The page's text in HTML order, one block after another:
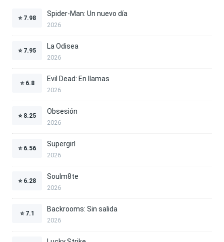
⭐ 7.98
Spider-Man: Un nuevo día
2026
⭐ 7.95
La Odisea
2026
⭐ 6.8
Evil Dead: En llamas
2026
⭐ 8.25
Obsesión
2026
⭐ 6.56
Supergirl
2026
⭐ 6.28
Soulm8te
2026
⭐ 7.1
Backrooms: Sin salida
2026